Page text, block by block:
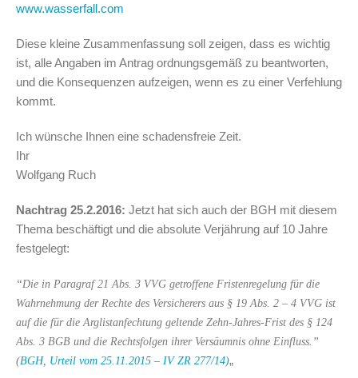
www.wasserfall.com
Diese kleine Zusammenfassung soll zeigen, dass es wichtig
ist, alle Angaben im Antrag ordnungsgemäß zu beantworten,
und die Konsequenzen aufzeigen, wenn es zu einer Verfehlung
kommt.
Ich wünsche Ihnen eine schadensfreie Zeit.
Ihr
Wolfgang Ruch
Nachtrag 25.2.2016: Jetzt hat sich auch der BGH mit diesem
Thema beschäftigt und die absolute Verjährung auf 10 Jahre
festgelegt:
“Die in Paragraf 21 Abs. 3 VVG getroffene Fristenregelung für die
Wahrnehmung der Rechte des Versicherers aus § 19 Abs. 2 – 4 VVG ist
auf die für die Arglistanfechtung geltende Zehn-Jahres-Frist des § 124
Abs. 3 BGB und die Rechtsfolgen ihrer Versäumnis ohne Einfluss.”
(BGH, Urteil vom 25.11.2015 – IV ZR 277/14)„